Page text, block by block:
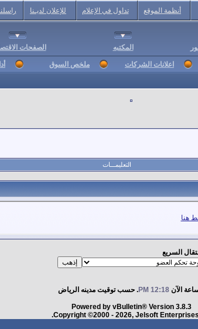
أنظمة الموقع تداول في الإعلام للإعلان لديـنا
المكتبه الصفحات
اعلانات الشركات ملخص السوق
التعليمـــات
هنا
السريع
الآن 12:18 PM . حسب توقيت مدينه الرياض
Powered by vBulletin® Version 3.8.3
Copyright ©2000 - 2026, Jelsoft Enterprises